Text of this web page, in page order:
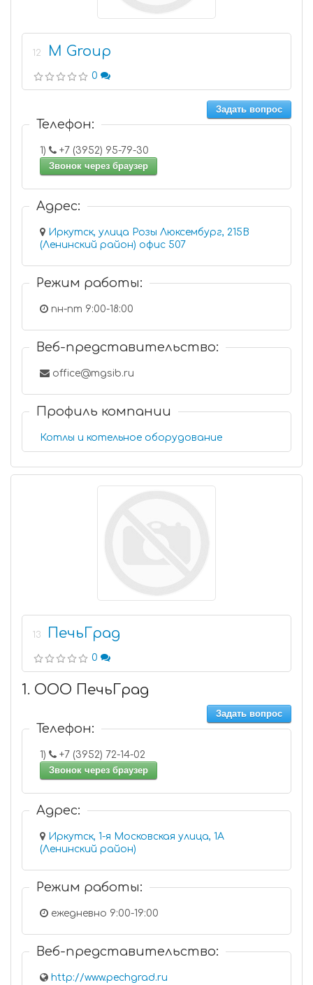
12 M Group
0
Задать вопрос
Телефон:
1)
+7 (3952) 95-79-30
Звонок через браузер
Адрес:
Иркутск, улица Розы Люксембург, 215В
(Ленинский район) офис 507
Режим работы:
пн-пт 9:00-18:00
Веб-представительство:
office@mgsib.ru
Профиль компании
Котлы и котельное оборудование
13 ПечьГрад
0
1. ООО ПечьГрад
Задать вопрос
Телефон:
1)
+7 (3952) 72-14-02
Звонок через браузер
Адрес:
Иркутск, 1-я Московская улица, 1А
(Ленинский район)
Режим работы:
ежедневно 9:00-19:00
Веб-представительство:
http://www.pechgrad.ru